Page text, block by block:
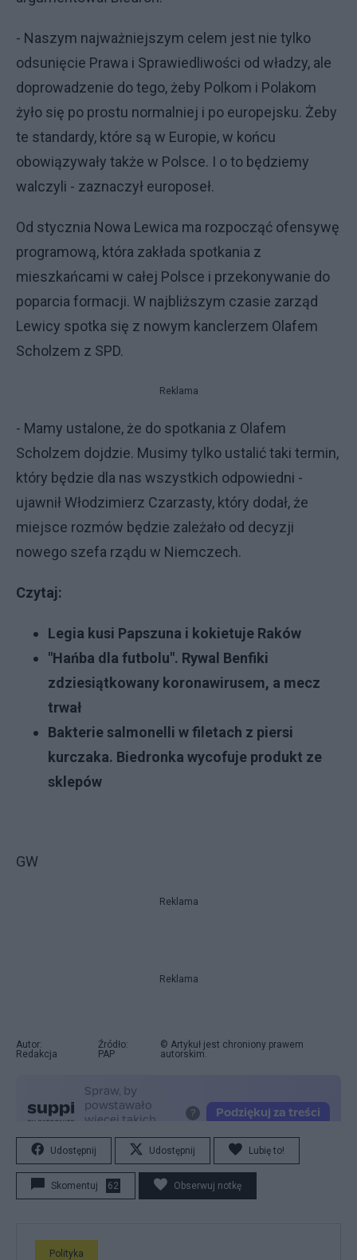
- Naszym najważniejszym celem jest nie tylko
odsunięcie Prawa i Sprawiedliwości od władzy, ale
doprowadzenie do tego, żeby Polkom i Polakom
żyło się po prostu normalniej i po europejsku. Żeby
te standardy, które są w Europie, w końcu
obowiązywały także w Polsce. I o to będziemy
walczyli - zaznaczył europoseł.
Od stycznia Nowa Lewica ma rozpocząć ofensywę
programową, która zakłada spotkania z
mieszkańcami w całej Polsce i przekonywanie do
poparcia formacji. W najbliższym czasie zarząd
Lewicy spotka się z nowym kanclerzem Olafem
Scholzem z SPD.
Reklama
- Mamy ustalone, że do spotkania z Olafem
Scholzem dojdzie. Musimy tylko ustalić taki termin,
który będzie dla nas wszystkich odpowiedni -
ujawnił Włodzimierz Czarzasty, który dodał, że
miejsce rozmów będzie zależało od decyzji
nowego szefa rządu w Niemczech.
Czytaj:
Legia kusi Papszuna i kokietuje Raków
"Hańba dla futbolu". Rywal Benfiki
zdziesiątkowany koronawirusem, a mecz
trwał
Bakterie salmonelli w filetach z piersi
kurczaka. Biedronka wycofuje produkt ze
sklepów
GW
Reklama
Reklama
Autor:
Redakcja
Źródło:
PAP
© Artykuł jest chroniony prawem
autorskim.
Udostępnij Udostępnij Lubię to!
Skomentuj 62 Obserwuj notkę
Polityka